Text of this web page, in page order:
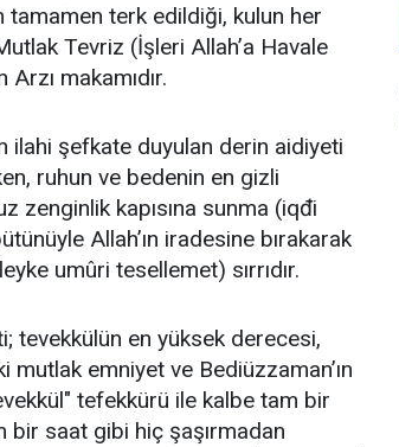
tamamen terk edildiği, kulun her
Tevriz (İşleri Allah’a Havale
makamıdır.
ilahi şefkate duyulan derin aidiyeti
ruhun ve bedenin en gizli
zenginlik kapısına sunma (iqđi
Allah’ın iradesine bırakarak
umûri tesellemet) sırrıdır.
tevekkülün en yüksek derecesi,
mutlak emniyet ve Bediüzzaman’ın
tefekkürü ile kalbe tam bir
bir saat gibi hiç şaşırmadan